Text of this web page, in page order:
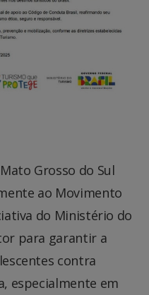
Grosso do Sul
ao Movimento
do Ministério do
para garantir a
contra
especialmente em